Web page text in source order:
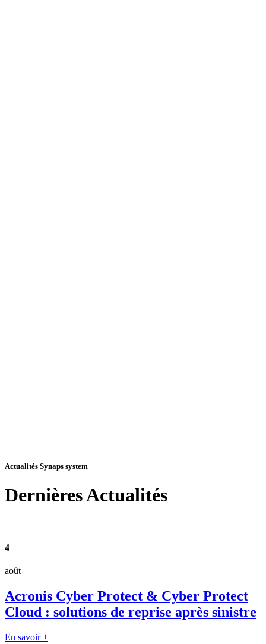
Actualités Synaps system
DernièresActualités
4
août
Acronis Cyber Protect & Cyber Protect
Cloud : solutions de reprise après sinistre
En savoir +